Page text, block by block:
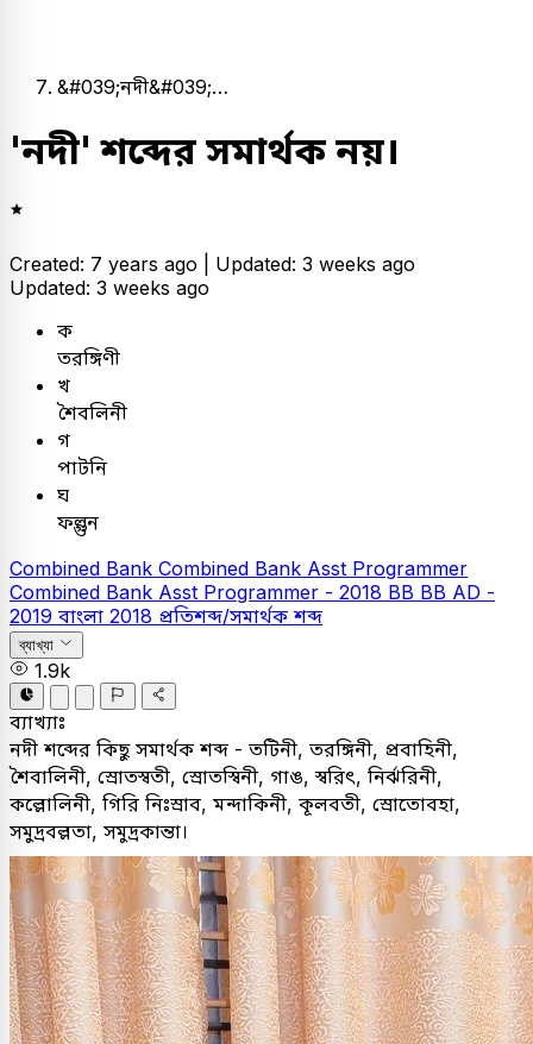
&#039;নদী&#039;…
'নদী' শব্দের সমার্থক নয়।
Created: 7 years ago | Updated: 3 weeks ago
Updated: 3 weeks ago
ক
তরঙ্গিণী
খ
শৈবলিনী
গ
পাটনি
ঘ
ফল্গুন
Combined Bank Combined Bank Asst Programmer
Combined Bank Asst Programmer - 2018 BB BB AD -
2019 বাংলা 2018 প্রতিশব্দ/সমার্থক শব্দ
ব্যাখ্যা
1.9k
ব্যাখ্যাঃ
নদী শব্দের কিছু সমার্থক শব্দ - তটিনী, তরঙ্গিনী, প্রবাহিনী,
শৈবালিনী, স্রোতস্বতী, স্রোতস্বিনী, গাঙ, স্বরিৎ, নির্ঝরিনী,
কল্লোলিনী, গিরি নিঃস্রাব, মন্দাকিনী, কূলবতী, স্রোতোবহা,
সমুদ্রবল্লতা, সমুদ্রকান্তা।